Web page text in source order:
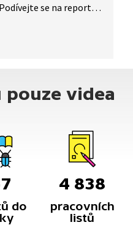
se na reportáž
pracovaly a nakolik
pouze videa
do
4 838
pracovních
listů